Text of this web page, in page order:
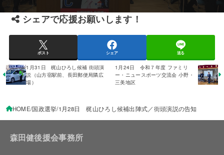
シェアで応援お願いします！
ポスト シェア 送る
1月31日 梶山ひろし候補 街頭演
説（山方宿駅前、長田郵便局隣広
場）
1月24日 令和７年度 ファミリ
ー・ニュースポーツ交流会 小野・
三美地区
HOME 国政選挙 1月28日 梶山ひろし候補出陣式／街頭演説の告知
森田健後援会事務所